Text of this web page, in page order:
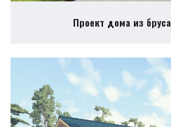
Проект дома из